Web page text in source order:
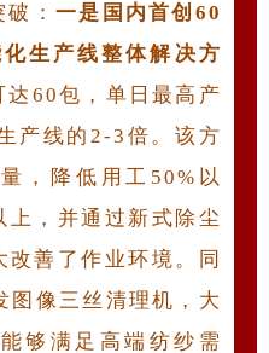
： 一是 国内首创60
生产线整体解决方
达60包，单日最高产
产线的2-3倍。该方
，降低用工50%以
上，并通过新式除尘
善了作业环境。同
像三丝清理机，大
够满足高端纺纱需